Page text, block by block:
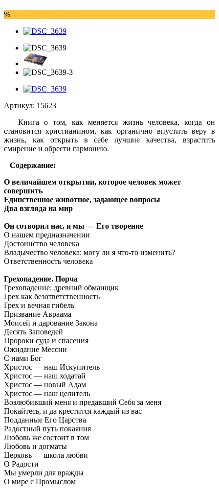
%
Артикул: 15623
Книга о том, как меняется жизнь человека, когда он
становится христианином, как органично впустить веру в
жизнь, как открыть в себе лучшие качества, взрастить
смирение и обрести гармонию.
Содержание:
О величайшем открытии, которое человек может
совершить
Единственное животное, задающее вопросы
Два взгляда на мир
Он сотворил нас, и мы — Его творение
О нашем предназначении
Достоинство человека
Владычество человека: могу ли я что-то изменить?
Ответственность человека
Грехопадение. Порча
Грехопадение: древний обманщик
Грех как безответственность
Грех и вечная гибель
Призвание Авраама
Моисей и дарование Закона
Десять Заповедей
Пророки суда и спасения
Ожидание Мессии
С нами Бог
Христос — наш Искупитель
Христос — наш ходатай
Христос — новый Адам
Христос — наш целитель
Возлюбивший меня и предавший Себя за меня
Покайтесь, и да крестится каждый из вас
Подданные Его Царства
Радостный путь покаяния
Любовь же состоит в том
Любовь и догматы
Церковь — школа любви
О Радости
Мы умерли для вражды
О мире с Промыслом